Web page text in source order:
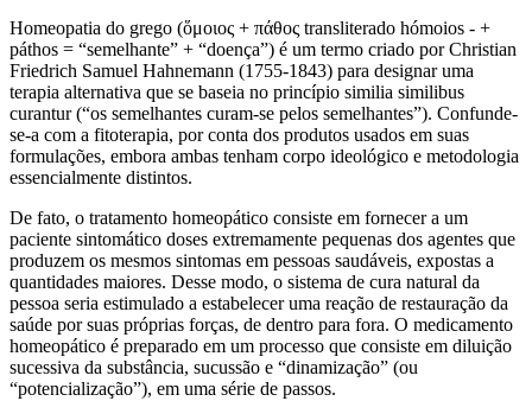
Homeopatia do grego (ὅμοιος + πάθος transliterado hómoios - +
páthos = “semelhante” + “doença”) é um termo criado por Christian
Friedrich Samuel Hahnemann (1755-1843) para designar uma
terapia alternativa que se baseia no princípio similia similibus
curantur (“os semelhantes curam-se pelos semelhantes”). Confunde-
se-a com a fitoterapia, por conta dos produtos usados em suas
formulações, embora ambas tenham corpo ideológico e metodologia
essencialmente distintos.
De fato, o tratamento homeopático consiste em fornecer a um
paciente sintomático doses extremamente pequenas dos agentes que
produzem os mesmos sintomas em pessoas saudáveis, expostas a
quantidades maiores. Desse modo, o sistema de cura natural da
pessoa seria estimulado a estabelecer uma reação de restauração da
saúde por suas próprias forças, de dentro para fora. O medicamento
homeopático é preparado em um processo que consiste em diluição
sucessiva da substância, sucussão e “dinamização” (ou
“potencialização”), em uma série de passos.